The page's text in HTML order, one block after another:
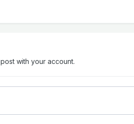
with your account.